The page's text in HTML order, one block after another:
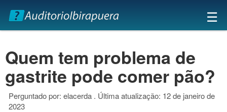
×
☰
Quem tem problema de
gastrite pode comer pão?
Perguntado por: elacerda . Última atualização: 12 de janeiro de
2023